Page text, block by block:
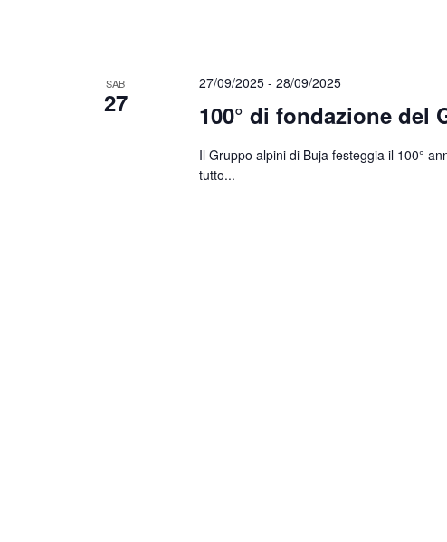
SAB
27 100° di fondazione del
27/09/2025- 28/09/2025
Il Gruppo alpini di Buja festeggia il 100°
tutto...